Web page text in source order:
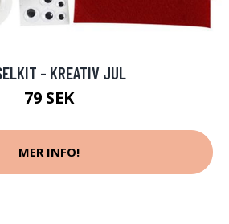
- KREATIV JUL
79 SEK
MER INFO!